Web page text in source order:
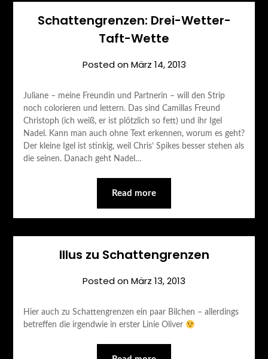
Schattengrenzen: Drei-Wetter-
Taft-Wette
Posted onMärz 14, 2013
Juliane – meine Freundin und Partnerin – will den Strip
noch colorieren und lettern. Das sind Camillas Freund
Christoph (ich weiß, er ist plötzlich so fett) und ihr Igel
Nadel. Kann man auch ohne Text erkennen, worum es geht?
Der kleine Igel ist stinkig, weil Chris’ Spikes besser stehen als
die seinen. Danach geht Nadel…
Read more
Illus zu Schattengrenzen
Posted onMärz 13, 2013
Hier auch zu Schattengrenzen ein paar Bilchen – allerdings
betreffen die irgendwie in erster Linie Oliver